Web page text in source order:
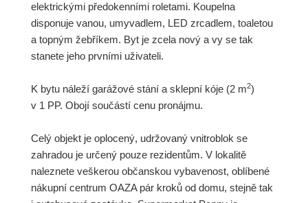
elektrickými předokenními roletami. Koupelna
disponuje vanou, umyvadlem, LED zrcadlem, toaletou
a topným žebříkem. Byt je zcela nový a vy se tak
stanete jeho prvními uživateli.
K bytu náleží garážové stání a sklepní kóje (2 m2)
v 1 PP. Obojí součástí cenu pronájmu.
Celý objekt je oplocený, udržovaný vnitroblok se
zahradou je určený pouze rezidentům. V lokalitě
naleznete veškerou občanskou vybavenost, oblíbené
nákupní centrum OAZA pár kroků od domu, stejně tak